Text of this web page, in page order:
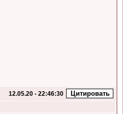
12.05.20 - 22:46:30